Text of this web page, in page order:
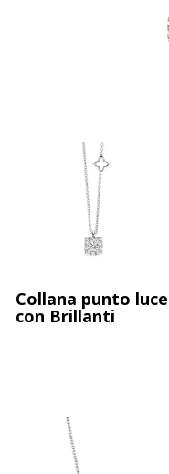
Collana
Collana punto luce
con Brillanti